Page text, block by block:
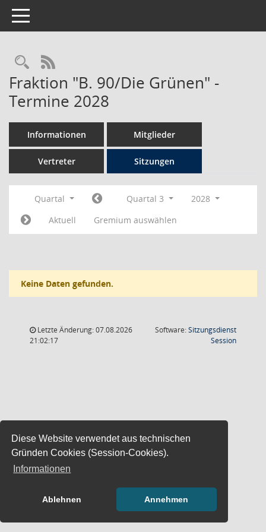
Diese Website verwendet aus technischen
Gründen Cookies (Session-Cookies).
Informationen
Ablehnen Annehmen
Toggle navigation
Rechercheauswahl
RSS-Feed
Fraktion "B. 90/Die Grünen" -
Termine 2028
Informationen Mitglieder
Vertreter Sitzungen
Quartal Quartal 3
2028
Aktuell
Gremium auswählen
Keine Daten gefunden.
Letzte Änderung: 07.08.2026
21:02:17
Software:Sitzungsdienst
Session(Wird in